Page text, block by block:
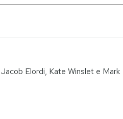
Elordi, Kate Winslet e Mark